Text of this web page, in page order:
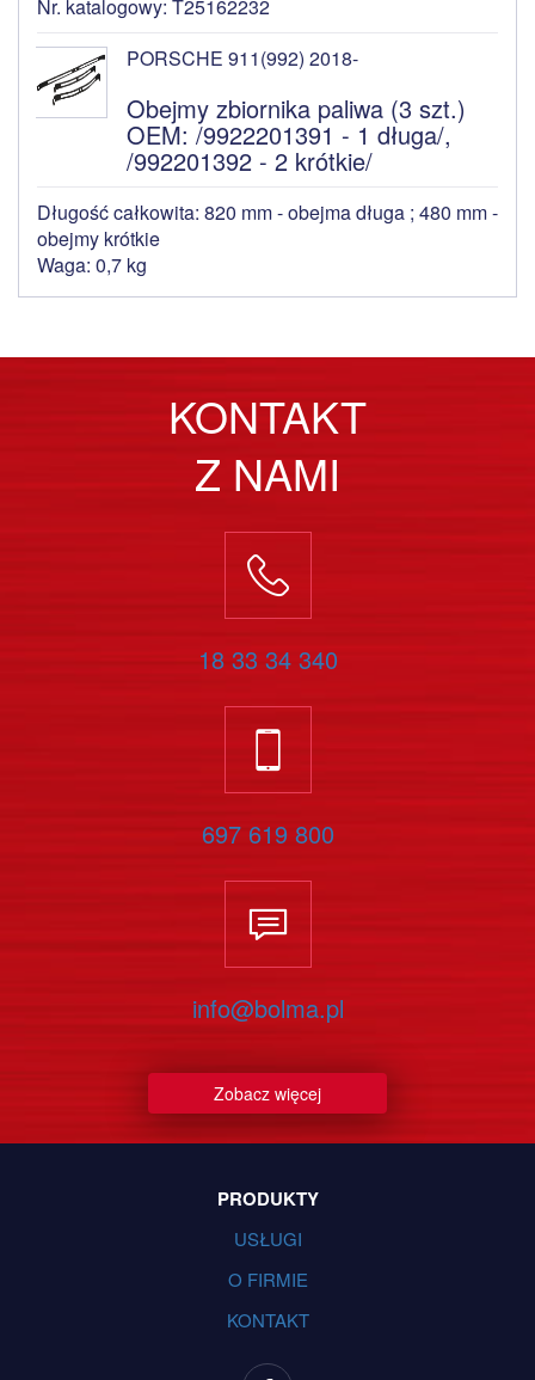
Nr. katalogowy: T25162232
PORSCHE 911(992) 2018-
Obejmy zbiornika paliwa (3 szt.)
OEM: /9922201391 - 1 długa/,
/992201392 - 2 krótkie/
Długość całkowita: 820 mm - obejma długa ; 480 mm -
obejmy krótkie
Waga: 0,7 kg
KONTAKT
Z NAMI
18 33 34 340
697 619 800
info@bolma.pl
Zobacz więcej
PRODUKTY
USŁUGI
O FIRMIE
KONTAKT